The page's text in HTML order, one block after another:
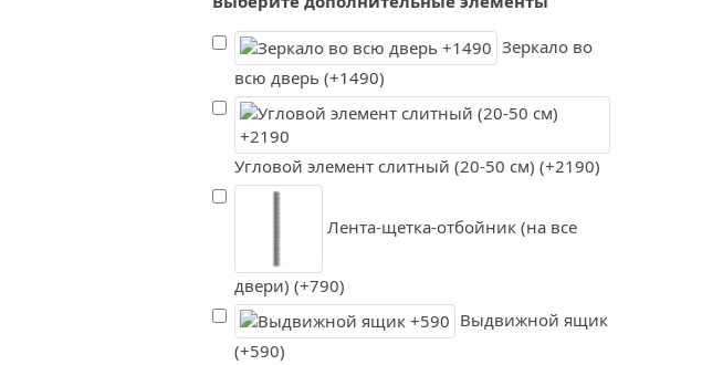
Зеркало во
всю дверь (+1490)
Угловой элемент слитный (20-50 см) (+2190)
Лента-щетка-отбойник (на все
двери) (+790)
Выдвижной ящик
(+590)